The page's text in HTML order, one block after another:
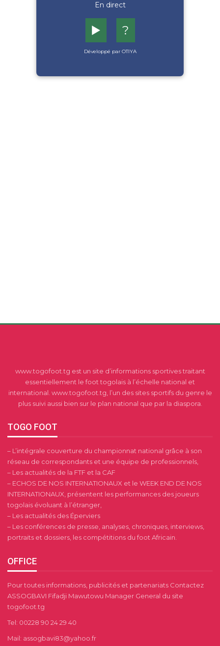
En direct
▶️ ?
Développé par OTIYA
www.togofoot.tg est un site d’informations sportives traitant
essentiellement le foot togolais à l’échelle national et
international. www.togofoot.tg, l’un des sites sportifs du genre le
plus suivi aussi bien sur le plan national que par la diaspora.
TOGO FOOT
– L’intégrale couverture du championnat national grâce à son
réseau de correspondants et une équipe de professionnels,
– Les actualités de la FTF et la CAF
– ECHOS DE NOS INTERNATIONAUX et le WEEK END DE NOS
INTERNATIONAUX, présentent les performances des joueurs
togolais évoluant à l’étranger,
– Les actualités des Éperviers
– Les conférences de presse, analyses, chroniques, interviews,
portraits et dossiers, les compétitions du foot Africain.
OFFICE
Pour toutes informations, publicités et partenariats Contactez
ASSOGBAVI Fifadji Mawutowu Manager General du site
togofoot.tg
Tel: 00228 90 24 29 40
Mail: assogbavi83@yahoo.fr